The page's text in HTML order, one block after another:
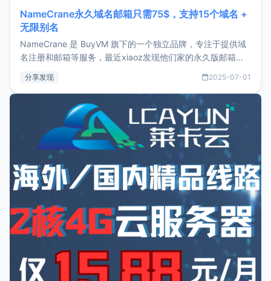
NameCrane永久域名邮箱只需75$，支持15个域名 +
无限别名
NameCrane 是 BuyVM 旗下的一个独立品牌，专注于提供域
名注册和邮箱等服务，最近xiaoz发现他们家的永久版邮箱服
又实惠的域名邮箱，不妨尝试一下 NameCrane。注册
NameCraneNameCrane不支持直接注册，必须要购买
分享发现 2025-07-01